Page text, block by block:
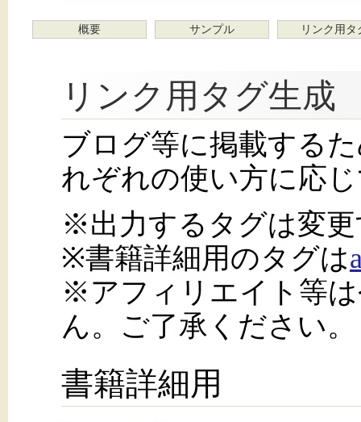
概要 サンプル リンク用タ
リンク用タグ生成
ブログ等に掲載する
れぞれの使い方に応
※出力するタグは変
※書籍詳細用のタグは
※アフィリエイト等
ん。ご了承ください。
書籍詳細用